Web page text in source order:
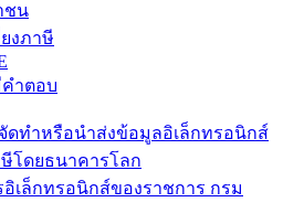
ชน
งภาษี
ำตอบ
ดทำหรือนำส่งข้อมูลอิเล็กทรอนิกส์
โดยธนาคารโลก
เล็กทรอนิกส์ของราชการ กรม